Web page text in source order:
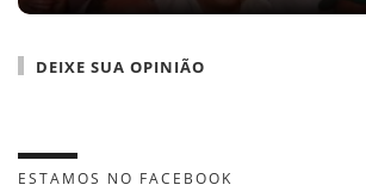
DEIXE SUA OPINIÃO
ESTAMOS NO FACEBOOK